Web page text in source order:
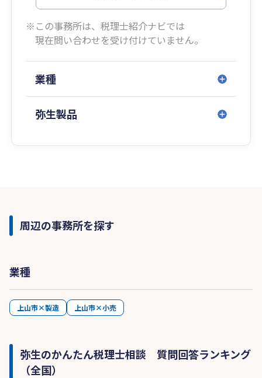
※この事務所は、税理士紹介ナビでは
現在問い合わせを受け付けていません。
業種
弥生製品
周辺の事務所を探す
業種
上山市×製造 上山市×小売
弥生のかんたん税理士相談 質問回答ランキング
（全国）